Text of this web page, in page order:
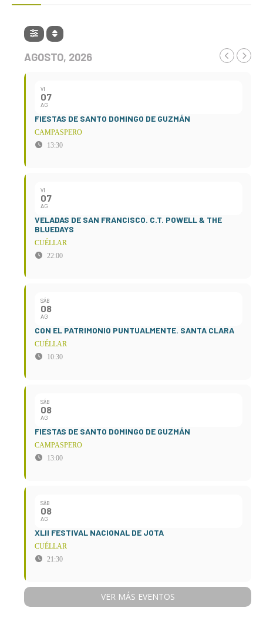
AGOSTO, 2026
VI
07
AG
FIESTAS DE SANTO DOMINGO DE GUZMÁN
CAMPASPERO
13:30
VI
07
AG
VELADAS DE SAN FRANCISCO. C.T. POWELL & THE
BLUEDAYS
CUÉLLAR
22:00
SÁB
08
AG
CON EL PATRIMONIO PUNTUALMENTE. SANTA CLARA
CUÉLLAR
10:30
SÁB
08
AG
FIESTAS DE SANTO DOMINGO DE GUZMÁN
CAMPASPERO
13:00
SÁB
08
AG
XLII FESTIVAL NACIONAL DE JOTA
CUÉLLAR
21:30
VER MÁS EVENTOS